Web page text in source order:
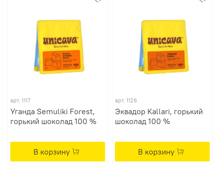
арт. 1117
Уганда Semuliki Forest,
горький шоколад 100 %
В корзину
арт. 1126
Эквадор Kallari, горький
шоколад 100 %
В корзину